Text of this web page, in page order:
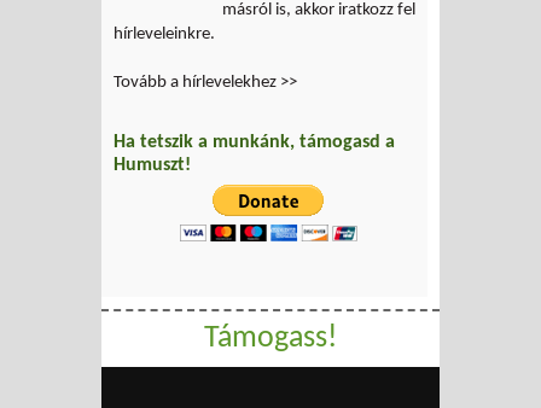
másról is, akkor iratkozz fel
hírleveleinkre.
Tovább a hírlevelekhez >>
Ha tetszik a munkánk, támogasd a
Humuszt!
Támogass!